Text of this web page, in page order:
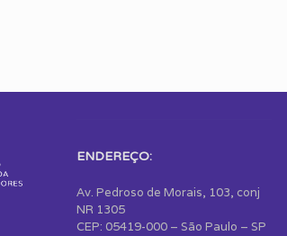
ENDEREÇO:
Av. Pedroso de Morais, 103, conj
NR 1305
CEP: 05419-000 – São Paulo – SP